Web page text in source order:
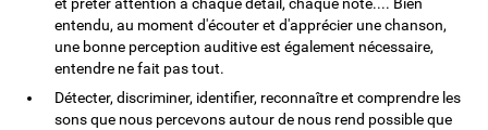
et prêter attention à chaque détail, chaque note.... Bien
entendu, au moment d'écouter et d'apprécier une chanson,
une bonne perception auditive est également nécessaire,
entendre ne fait pas tout.
Détecter, discriminer, identifier, reconnaître et comprendre les
sons que nous percevons autour de nous rend possible que